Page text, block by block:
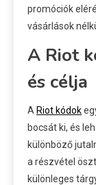
promóciók
vásárlások
A Riot
és célja
A Riot kódok
bocsát ki, és
különböző
a részvétel
különleges